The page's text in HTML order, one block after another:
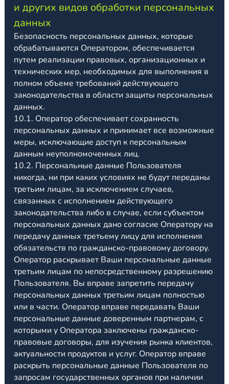
и других видов обработки персональных
данных
Безопасность персональных данных, которые
обрабатываются Оператором, обеспечивается
путем реализации правовых, организационных и
технических мер, необходимых для выполнения в
полном объеме требований действующего
законодательства в области защиты персональных
данных.
10.1. Оператор обеспечивает сохранность
персональных данных и принимает все возможные
меры, исключающие доступ к персональным
данным неуполномоченных лиц.
10.2. Персональные данные Пользователя
никогда, ни при каких условиях не будут переданы
третьим лицам, за исключением случаев,
связанных с исполнением действующего
законодательства либо в случае, если субъектом
персональных данных дано согласие Оператору на
передачу данных третьему лицу для исполнения
обязательств по гражданско-правовому договору.
Оператор раскрывает Ваши персональные данные
третьим лицам по непосредственному разрешению
Пользователя. Вы вправе запретить передачу
персональных данных третьим лицам полностью
или в части. Оператор вправе передавать Ваши
персональные данные доверенным партнерам, с
которыми у Оператора заключены гражданско-
правовые договоры, для изучения рынка клиентов,
актуальности продуктов и услуг. Оператор вправе
раскрыть персональные данные Пользователя по
запросам государственных органов при наличии